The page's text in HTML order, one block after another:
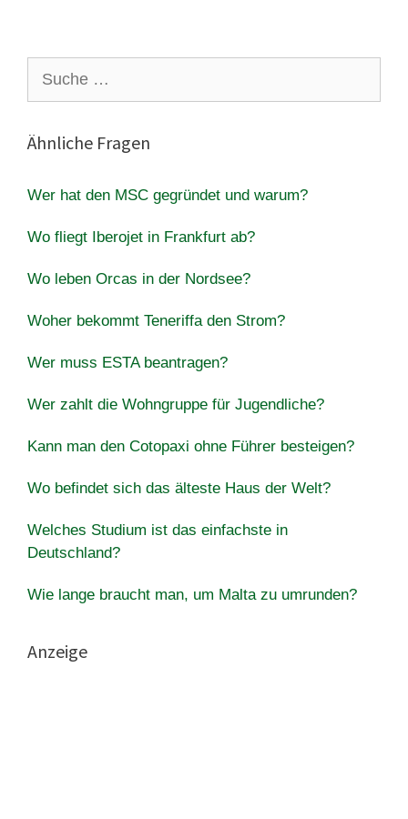
nach:
Ähnliche Fragen
Wer hat den MSC gegründet und warum?
Wo fliegt Iberojet in Frankfurt ab?
Wo leben Orcas in der Nordsee?
Woher bekommt Teneriffa den Strom?
Wer muss ESTA beantragen?
Wer zahlt die Wohngruppe für Jugendliche?
Kann man den Cotopaxi ohne Führer besteigen?
Wo befindet sich das älteste Haus der Welt?
Welches Studium ist das einfachste in
Deutschland?
Wie lange braucht man, um Malta zu umrunden?
Anzeige